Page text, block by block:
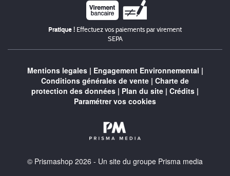
Chèque
Pratique ! Effectuez vos paiements par virement
SEPA
Mentions legales| Engagement Environnemental |
Conditions générales de vente | Charte de
protection des données | Plan du site | Crédits |
Paramétrer vos cookies
© Prismashop 2026 - Un site du groupe Prisma media